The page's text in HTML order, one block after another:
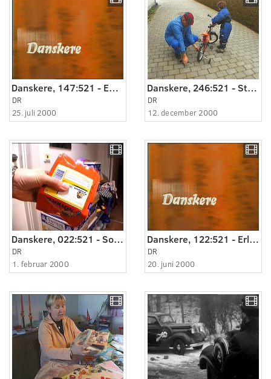
Danskere, 147:521 - En skole for synshandicappede.
DR
25. juli 2000
Danskere, 246:521 - Støtteben af cyklen.
DR
12. december 2000
Danskere, 022:521 - Sondemad til Morten.
DR
1. februar 2000
Danskere, 122:521 - Erling har fødselsdag.
DR
20. juni 2000